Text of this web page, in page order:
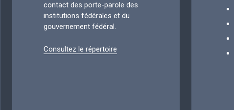
contact des porte-parole des
institutions fédérales et du
gouvernement fédéral.
Consultez le répertoire